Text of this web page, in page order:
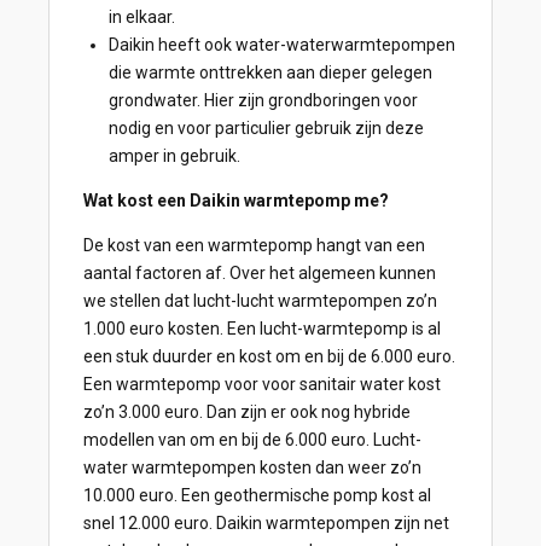
in elkaar.
Daikin heeft ook water-waterwarmtepompen
die warmte onttrekken aan dieper gelegen
grondwater. Hier zijn grondboringen voor
nodig en voor particulier gebruik zijn deze
amper in gebruik.
Wat kost een Daikin warmtepomp me?
De kost van een warmtepomp hangt van een
aantal factoren af. Over het algemeen kunnen
we stellen dat lucht-lucht warmtepompen zo’n
1.000 euro kosten. Een lucht-warmtepomp is al
een stuk duurder en kost om en bij de 6.000 euro.
Een warmtepomp voor voor sanitair water kost
zo’n 3.000 euro. Dan zijn er ook nog hybride
modellen van om en bij de 6.000 euro. Lucht-
water warmtepompen kosten dan weer zo’n
10.000 euro. Een geothermische pomp kost al
snel 12.000 euro. Daikin warmtepompen zijn net